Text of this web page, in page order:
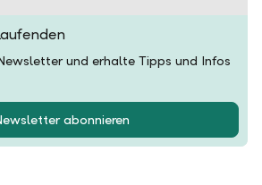
und erhalte Tipps und Infos
abonnieren